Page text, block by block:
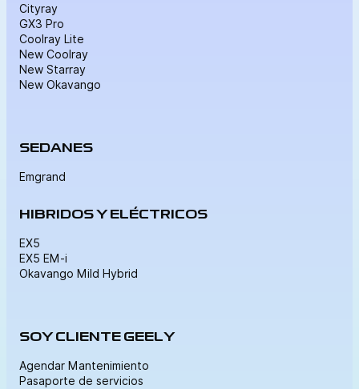
Cityray
GX3 Pro
Coolray Lite
New Coolray
New Starray
New Okavango
SEDANES
Emgrand
HIBRIDOS Y ELÉCTRICOS
EX5
EX5 EM-i
Okavango Mild Hybrid
SOY CLIENTE GEELY
Agendar Mantenimiento
Pasaporte de servicios